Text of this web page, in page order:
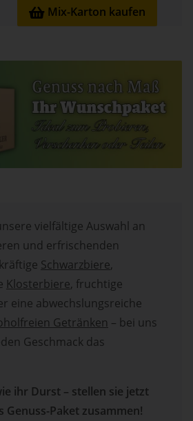
 Mix-Karton kaufen
vielfältige Auswahl an
und erfrischenden
Schwarzbiere,
Klosterbiere, fruchtige
eine abwechslungsreiche
Getränken – bei uns
Geschmack das
ihr Durst – stellen sie jetzt
Genuss-Paket zusammen!